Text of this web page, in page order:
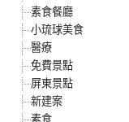
素食餐廳
小琉球美食
醫療
免費景點
屏東景點
新建案